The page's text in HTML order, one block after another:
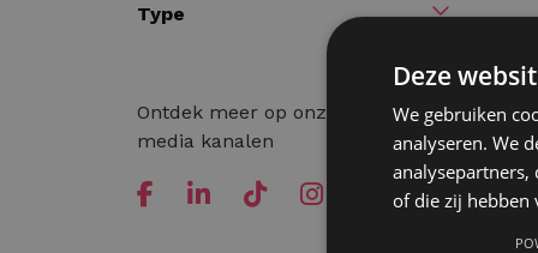
Type
Ontdek meer op onze social
media kanalen
Deze
We gebruiken
analyseren. We
of die zij hebben